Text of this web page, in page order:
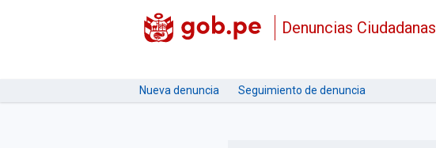
Denuncias Ciudadanas
Nueva denuncia Seguimiento de denuncia